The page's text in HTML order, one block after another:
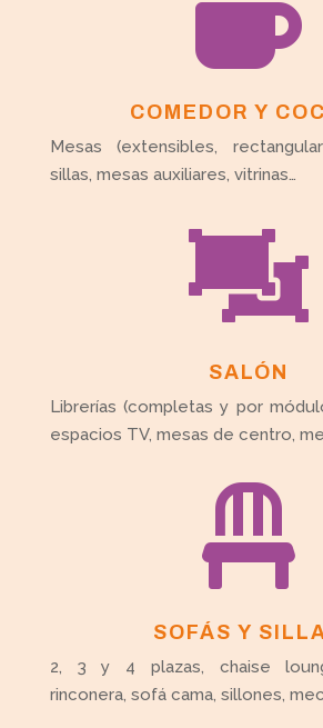
COMEDOR Y
Mesas (extensibles,
sillas, mesas auxiliares, vitrinas…

SALÓN
Librerías (completas y por
espacios TV, mesas de centro,

SOFÁS Y
2, 3 y 4 plazas, chaise
rinconera, sofá cama, sillones,